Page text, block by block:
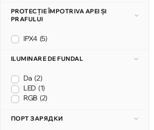
PROTECȚIE ÎMPOTRIVA APEI ȘI
PRAFULUI
IPX4 (5)
ILUMINARE DE FUNDAL
Da (2)
LED (1)
RGB (2)
ПОРТ ЗАРЯДКИ